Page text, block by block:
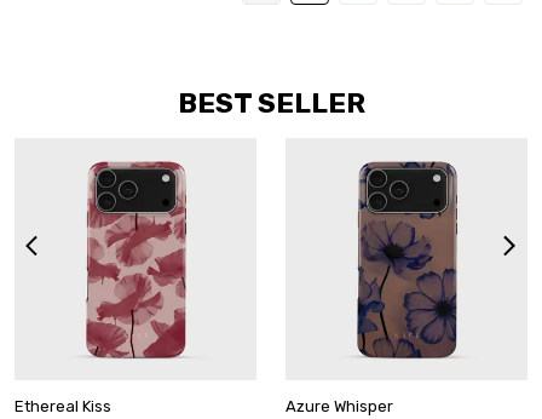
BEST SELLER
Ethereal Kiss Azure Whisper